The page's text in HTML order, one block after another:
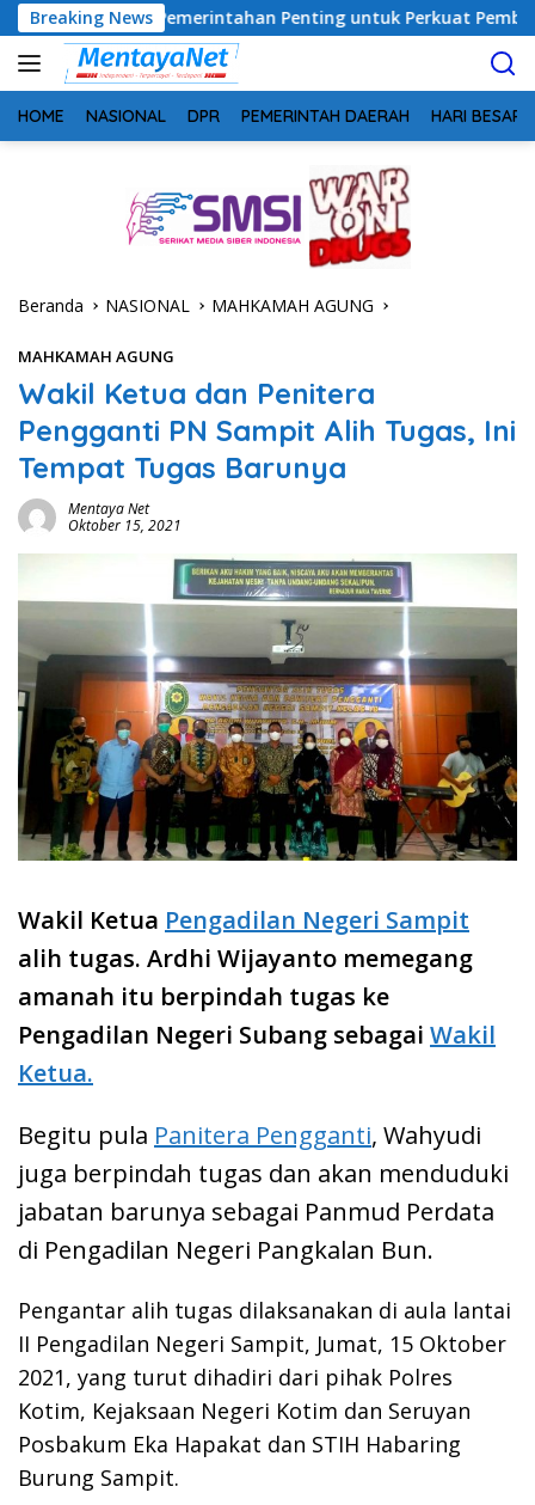
Langsung
ke
konten
Breaking News
Pemerintahan Penting untuk Perkuat Pembangunan Desa
HOME NASIONAL DPR PEMERINTAH DAERAH HARI BESAR
Beranda NASIONAL MAHKAMAH AGUNG
MAHKAMAH AGUNG
Wakil Ketua dan Penitera
Pengganti PN Sampit Alih Tugas, Ini
Tempat Tugas Barunya
Mentaya Net
Oktober 15, 2021
Wakil Ketua Pengadilan Negeri Sampit
alih tugas. Ardhi Wijayanto memegang
amanah itu berpindah tugas ke
Pengadilan Negeri Subang sebagai Wakil
Ketua.
Begitu pula Panitera Pengganti, Wahyudi
juga berpindah tugas dan akan menduduki
jabatan barunya sebagai Panmud Perdata
di Pengadilan Negeri Pangkalan Bun.
Pengantar alih tugas dilaksanakan di aula lantai
II Pengadilan Negeri Sampit, Jumat, 15 Oktober
2021, yang turut dihadiri dari pihak Polres
Kotim, Kejaksaan Negeri Kotim dan Seruyan
Posbakum Eka Hapakat dan STIH Habaring
Burung Sampit.